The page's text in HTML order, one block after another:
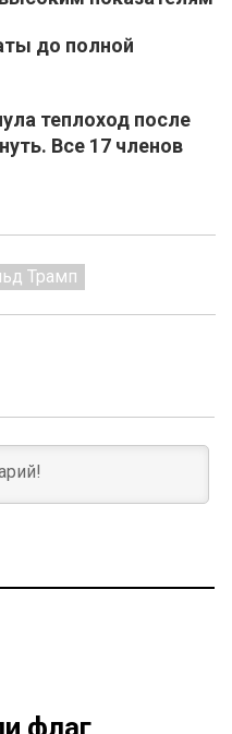
до полной
теплоход после
Все 17 членов
Трамп